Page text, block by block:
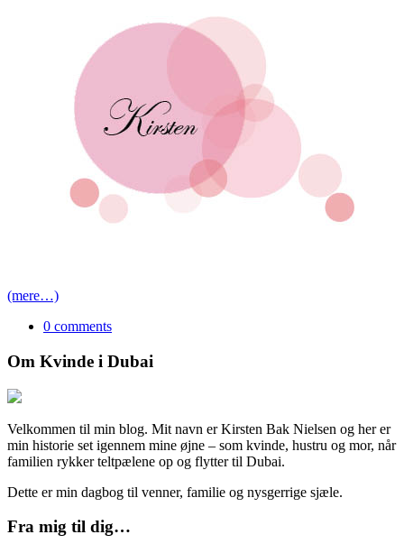
(mere…)
0 comments
Om Kvinde i Dubai
Velkommen til min blog. Mit navn er Kirsten Bak Nielsen og her er
min historie set igennem mine øjne – som kvinde, hustru og mor, når
familien rykker teltpælene op og flytter til Dubai.
Dette er min dagbog til venner, familie og nysgerrige sjæle.
Fra mig til dig…